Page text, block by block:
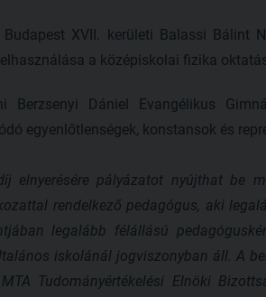
XVII. kerületi Balassi Bálint
a középiskolai fizika
Berzsenyi Dániel Evangélikus
egyenlőtlenségek, konstansok és
elnyerésére pályázatot nyújthat be
rendelkező pedagógus, aki
legalább félállású
iskolánál jogviszonyban áll. A
Tudományértékelési Elnöki